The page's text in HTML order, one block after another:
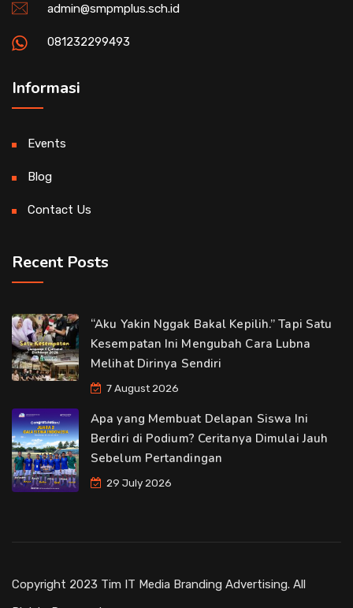
admin@smpmplus.sch.id
081232299493
Informasi
Events
Blog
Contact Us
Recent Posts
“Aku Yakin Nggak Bakal Kepilih.” Tapi Satu
Kesempatan Ini Mengubah Cara Lubna
Melihat Dirinya Sendiri
7 August 2026
Apa yang Membuat Delapan Siswa Ini
Berdiri di Podium? Ceritanya Dimulai Jauh
Sebelum Pertandingan
29 July 2026
Copyright 2023 Tim IT Media Branding Advertising. All